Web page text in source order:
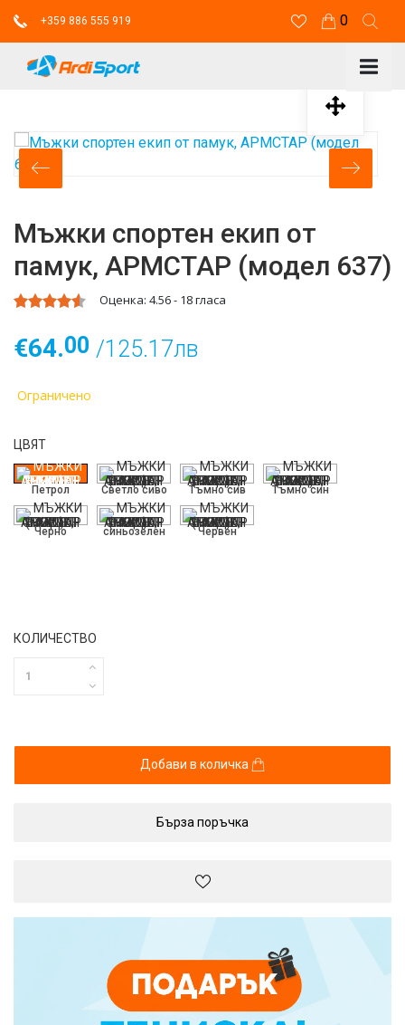
+359 886 555 919 0
Мъжки спортен екип от
памук, АРМСТАР (модел 637)
Оценка: 4.56- 18гласа
€64.00 /125.17лв
Ограничено
ЦВЯТ
Петрол Светло сиво Тъмно сив Тъмно син
Черно синьозелен Червен
КОЛИЧЕСТВО
Добави в количка
Бърза поръчка